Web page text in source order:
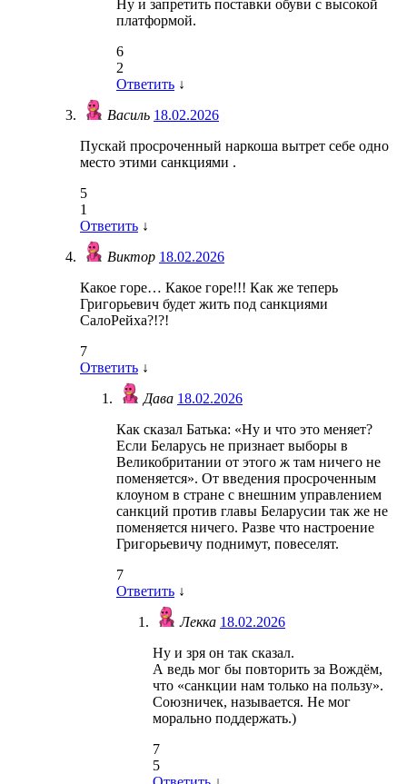
Ну и запретить поставки обуви с высокой
платформой.
6
2
Ответить ↓
Василь 18.02.2026
Пускай просроченный наркоша вытрет себе одно
место этими санкциями .
5
1
Ответить ↓
Виктор 18.02.2026
Какое горе… Какое горе!!! Как же теперь
Григорьевич будет жить под санкциями
СалоРейха?!?!
7
Ответить ↓
Дава 18.02.2026
Как сказал Батька: «Ну и что это меняет?
Если Беларусь не признает выборы в
Великобритании от этого ж там ничего не
поменяется». От введения просроченным
клоуном в стране с внешним управлением
санкций против главы Беларусии так же не
поменяется ничего. Разве что настроение
Григорьевичу поднимут, повеселят.
7
Ответить ↓
Лекка 18.02.2026
Ну и зря он так сказал.
А ведь мог бы повторить за Вождём,
что «санкции нам только на пользу».
Союзничек, называется. Не мог
морально поддержать.)
7
5